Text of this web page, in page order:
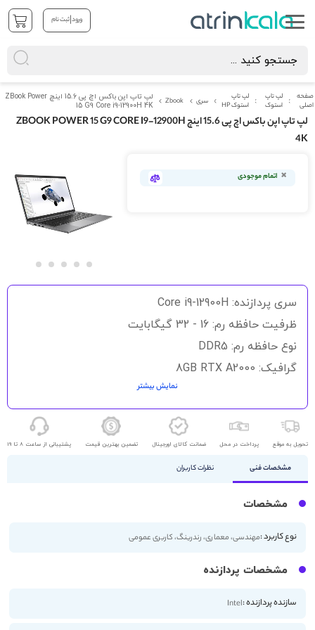
ورود|ثبت نام
صفحه
اصلی
لپ تاپ
استوک
لپ تاپ
استوک HP
سری Zbook
لپ تاپ اپن باکس اچ پی 15.6 اینچ ZBook Power
15 G9 Core i9-12900H 4K
لپ تاپ اپن باکس اچ پی 15.6 اینچ ZBOOK POWER 15 G9 CORE I9-12900H
4K
اتمام موجودی
سری پردازنده: Core i9-12900H
ظرفیت حافظه رم: 16 - 32 گیگابایت
نوع حافظه رم: DDR5
گرافیک: 8GB RTX A2000
اندازه صفحه نمایش: 15.6 اینچ
کیفیت صفحه نمایش: 4K
نمایش بیشتر
تحویل به موقع پرداخت در محل ضمانت کالای اورجینال تضمین بهترین قیمت پشتیبانی از ساعت 8 تا 19
مشخصات فنی نظرات کاربران
مشخصات
نوع کاربرد :مهندسی، معماری، رندرینگ، کاربری عمومی
مشخصات پردازنده
سازنده پردازنده :Intel